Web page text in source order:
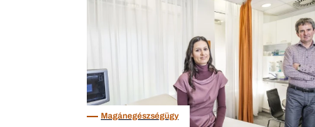
Magánegészségügy